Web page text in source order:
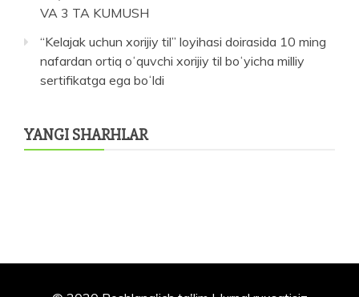
VA 3 TA KUMUSH
“Kelajak uchun xorijiy til” loyihasi doirasida 10 ming
nafardan ortiq oʻquvchi xorijiy til boʻyicha milliy
sertifikatga ega boʻldi
YANGI SHARHLAR